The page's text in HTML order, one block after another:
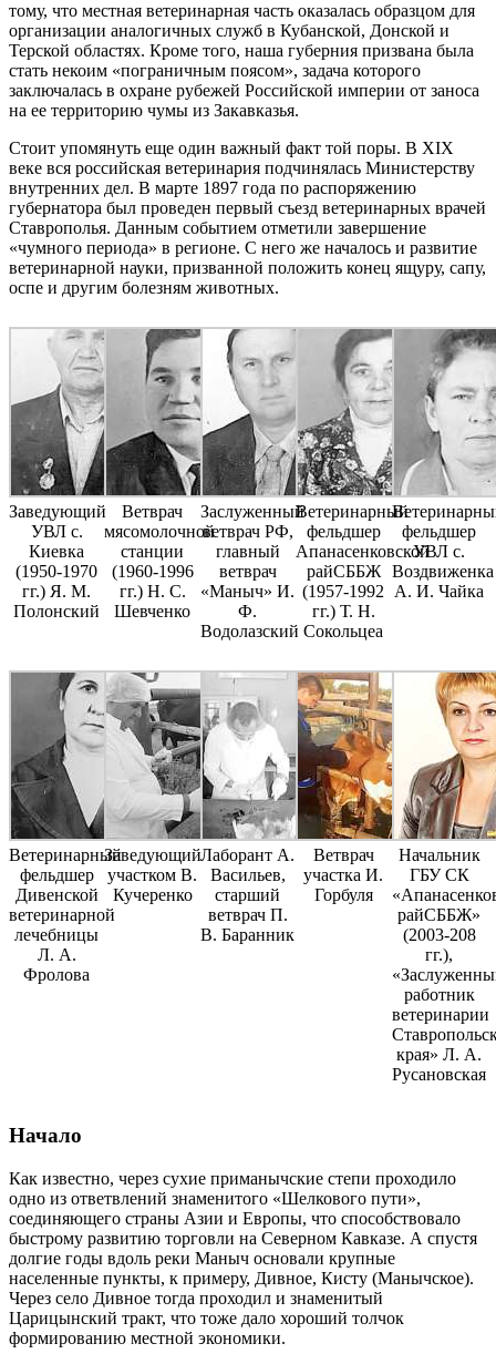
тому, что местная ветеринарная часть оказалась образцом для
организации аналогичных служб в Кубанской, Донской и
Терской областях. Кроме того, наша губерния призвана была
стать некоим «пограничным поясом», задача которого
заключалась в охране рубежей Российской империи от заноса
на ее территорию чумы из Закавказья.
Стоит упомянуть еще один важный факт той поры. В ХIХ
веке вся российская ветеринария подчинялась Министерству
внутренних дел. В марте 1897 года по распоряжению
губернатора был проведен первый съезд ветеринарных врачей
Ставрополья. Данным событием отметили завершение
«чумного периода» в регионе. С него же началось и развитие
ветеринарной науки, призванной положить конец ящуру, сапу,
оспе и другим болезням животных.
Заведующий
УВЛ с.
Киевка
(1950-1970
гг.) Я. М.
Полонский
Ветврач
мясомолочной
станции
(1960-1996
гг.) Н. С.
Шевченко
Заслуженный
ветврач РФ,
главный
ветврач
«Маныч» И.
Ф.
Водолазский
Ветеринарный
фельдшер
Апанасенковской
райСББЖ
(1957-1992
гг.) Т. Н.
Сокольцеа
фельдшер
УВЛ с.
Воздвиженка
А. И. Чайка
Ветеринарный
фельдшер
Дивенской
ветеринарной
лечебницы
Л. А.
Фролова
Заведующий
участком В.
Кучеренко
Лаборант А.
Васильев,
старший
ветврач П.
В. Баранник
Ветврач
участка И.
Горбуля
Начальник
ГБУ СК
райСББЖ»
(2003-208
гг.),
работник
ветеринарии
края» Л. А.
Русановская
Начало
Как известно, через сухие приманычские степи проходило
одно из ответвлений знаменитого «Шелкового пути»,
соединяю­щего страны Азии и Европы, что способствовало
быстрому развитию торговли на Северном Кавказе. А спустя
долгие годы вдоль реки Маныч основали крупные
населенные пункты, к примеру, Дивное, Кисту (Манычское).
Через село Дивное тогда проходил и знаменитый
Царицынский тракт, что тоже дало хороший толчок
формированию местной экономики.